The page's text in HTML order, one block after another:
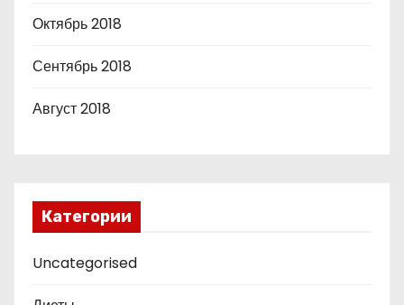
Октябрь 2018
Сентябрь 2018
Август 2018
Категории
Uncategorised